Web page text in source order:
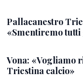
Pallacanestro
«Smentiremo tutti
Vona: «Vogliamo
Triestina calcio»